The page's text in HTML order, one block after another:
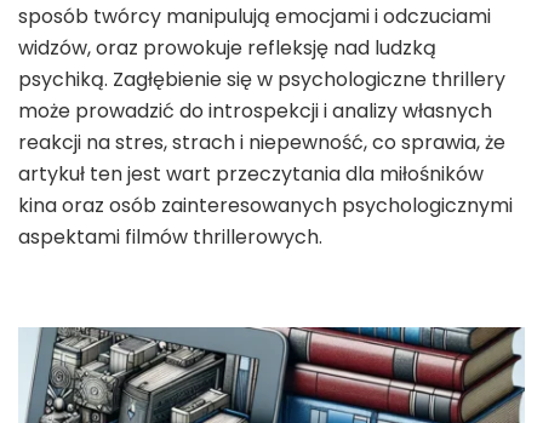
sposób twórcy manipulują emocjami i odczuciami
widzów, oraz prowokuje refleksję nad ludzką
psychiką. Zagłębienie się w psychologiczne thrillery
może prowadzić do introspekcji i analizy własnych
reakcji na stres, strach i niepewność, co sprawia, że
artykuł ten jest wart przeczytania dla miłośników
kina oraz osób zainteresowanych psychologicznymi
aspektami filmów thrillerowych.